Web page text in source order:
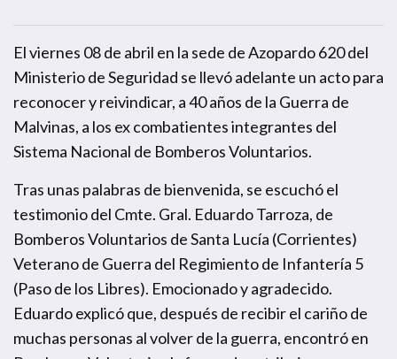
El viernes 08 de abril en la sede de Azopardo 620 del
Ministerio de Seguridad se llevó adelante un acto para
reconocer y reivindicar, a 40 años de la Guerra de
Malvinas, a los ex combatientes integrantes del
Sistema Nacional de Bomberos Voluntarios.
Tras unas palabras de bienvenida, se escuchó el
testimonio del Cmte. Gral. Eduardo Tarroza, de
Bomberos Voluntarios de Santa Lucía (Corrientes)
Veterano de Guerra del Regimiento de Infantería 5
(Paso de los Libres). Emocionado y agradecido.
Eduardo explicó que, después de recibir el cariño de
muchas personas al volver de la guerra, encontró en